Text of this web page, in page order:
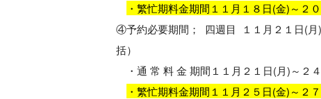
・繁忙期料金期間１１月１８日(金)～２
④予約必要期間； 四週目 １１月２１日(月
括）
・通 常 料 金 期間１１月２１日(月)～２４
・繁忙期料金期間１１月２５日(金)～２